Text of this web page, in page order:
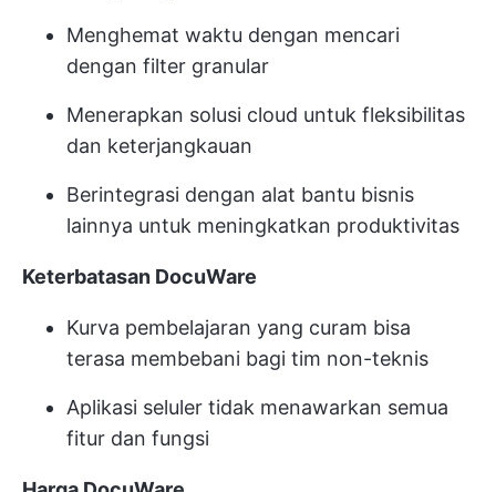
Menghemat waktu dengan mencari
dengan filter granular
Menerapkan solusi cloud untuk fleksibilitas
dan keterjangkauan
Berintegrasi dengan alat bantu bisnis
lainnya untuk meningkatkan produktivitas
Keterbatasan DocuWare
Kurva pembelajaran yang curam bisa
terasa membebani bagi tim non-teknis
Aplikasi seluler tidak menawarkan semua
fitur dan fungsi